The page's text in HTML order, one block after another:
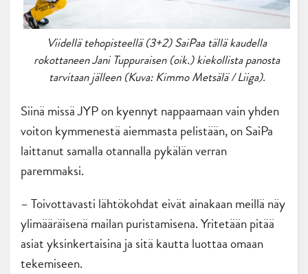
Viidellä tehopisteellä (3+2) SaiPaa tällä kaudella
rokottaneen Jani Tuppuraisen (oik.) kiekollista panosta
tarvitaan jälleen (Kuva: Kimmo Metsälä / Liiga).
Siinä missä JYP on kyennyt nappaamaan vain yhden
voiton kymmenestä aiemmasta pelistään, on SaiPa
laittanut samalla otannalla pykälän verran
paremmaksi.
– Toivottavasti lähtökohdat eivät ainakaan meillä näy
ylimääräisenä mailan puristamisena. Yritetään pitää
asiat yksinkertaisina ja sitä kautta luottaa omaan
tekemiseen.